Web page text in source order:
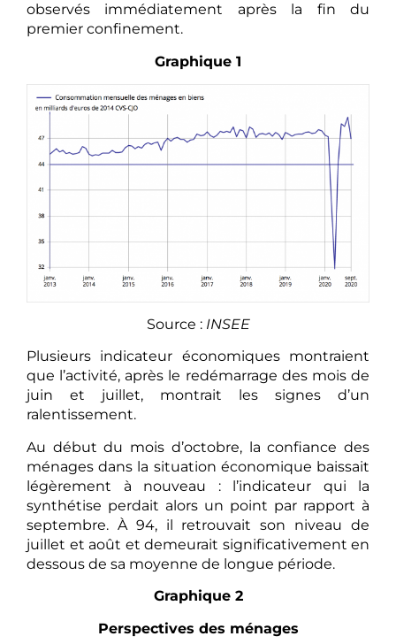
observés immédiatement après la fin du
premier confinement.
Graphique 1
Source : INSEE
Plusieurs indicateur économiques montraient
que l’activité, après le redémarrage des mois de
juin et juillet, montrait les signes d’un
ralentissement.
Au début du mois d’octobre, la confiance des
ménages dans la situation économique baissait
légèrement à nouveau : l’indicateur qui la
synthétise perdait alors un point par rapport à
septembre. À 94, il retrouvait son niveau de
juillet et août et demeurait significativement en
dessous de sa moyenne de longue période.
Graphique 2
Perspectives des ménages